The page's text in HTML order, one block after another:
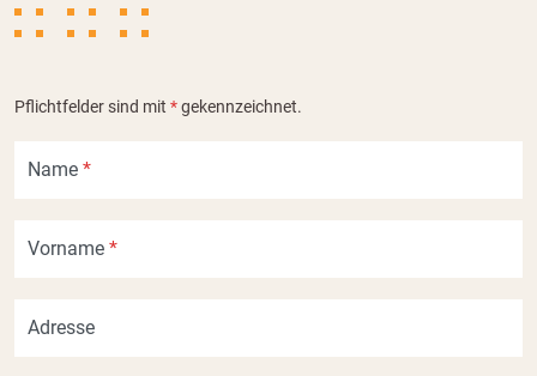
Pflichtfelder sind mit *gekennzeichnet.
Name *
Vorname *
Adresse